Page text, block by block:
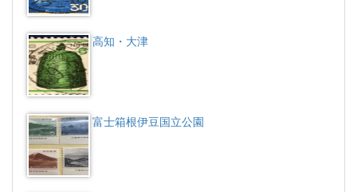
高知・大津
富士箱根伊豆国立公園